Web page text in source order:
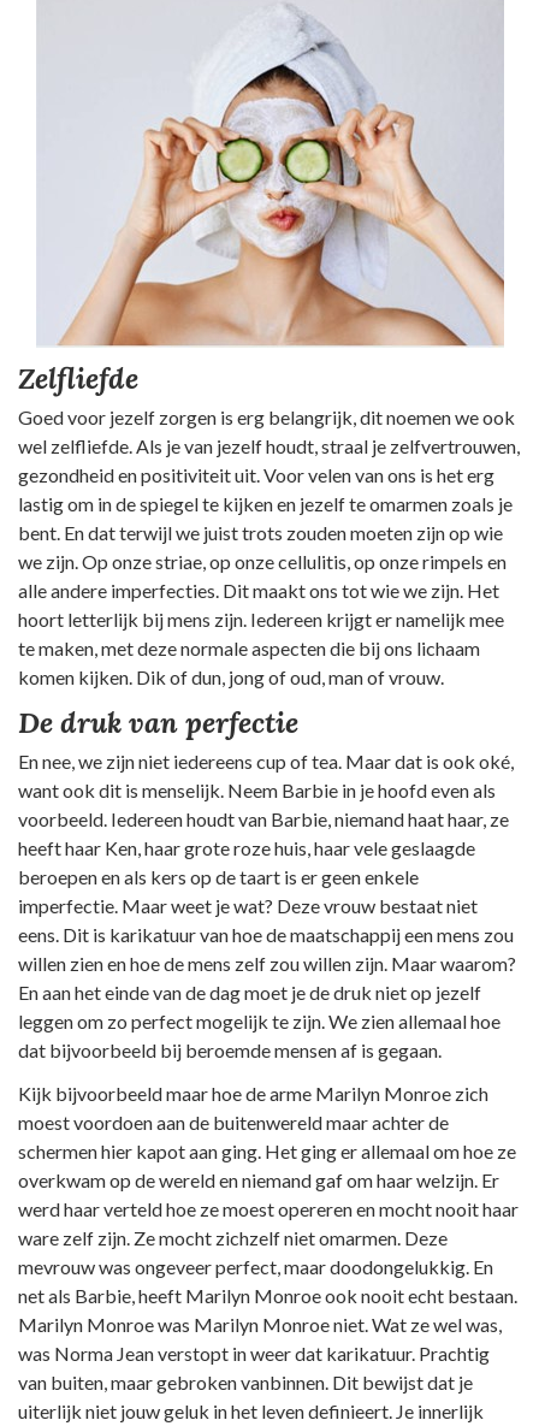
Zelfliefde
Goed voor jezelf zorgen is erg belangrijk, dit noemen we ook
wel zelfliefde. Als je van jezelf houdt, straal je zelfvertrouwen,
gezondheid en positiviteit uit. Voor velen van ons is het erg
lastig om in de spiegel te kijken en jezelf te omarmen zoals je
bent. En dat terwijl we juist trots zouden moeten zijn op wie
we zijn. Op onze striae, op onze cellulitis, op onze rimpels en
alle andere imperfecties. Dit maakt ons tot wie we zijn. Het
hoort letterlijk bij mens zijn. Iedereen krijgt er namelijk mee
te maken, met deze normale aspecten die bij ons lichaam
komen kijken. Dik of dun, jong of oud, man of vrouw.
De druk van perfectie
En nee, we zijn niet iedereens cup of tea. Maar dat is ook oké,
want ook dit is menselijk. Neem Barbie in je hoofd even als
voorbeeld. Iedereen houdt van Barbie, niemand haat haar, ze
heeft haar Ken, haar grote roze huis, haar vele geslaagde
beroepen en als kers op de taart is er geen enkele
imperfectie. Maar weet je wat? Deze vrouw bestaat niet
eens. Dit is karikatuur van hoe de maatschappij een mens zou
willen zien en hoe de mens zelf zou willen zijn. Maar waarom?
En aan het einde van de dag moet je de druk niet op jezelf
leggen om zo perfect mogelijk te zijn. We zien allemaal hoe
dat bijvoorbeeld bij beroemde mensen af is gegaan.
Kijk bijvoorbeeld maar hoe de arme Marilyn Monroe zich
moest voordoen aan de buitenwereld maar achter de
schermen hier kapot aan ging. Het ging er allemaal om hoe ze
overkwam op de wereld en niemand gaf om haar welzijn. Er
werd haar verteld hoe ze moest opereren en mocht nooit haar
ware zelf zijn. Ze mocht zichzelf niet omarmen. Deze
mevrouw was ongeveer perfect, maar doodongelukkig. En
net als Barbie, heeft Marilyn Monroe ook nooit echt bestaan.
Marilyn Monroe was Marilyn Monroe niet. Wat ze wel was,
was Norma Jean verstopt in weer dat karikatuur. Prachtig
van buiten, maar gebroken vanbinnen. Dit bewijst dat je
uiterlijk niet jouw geluk in het leven definieert. Je innerlijk